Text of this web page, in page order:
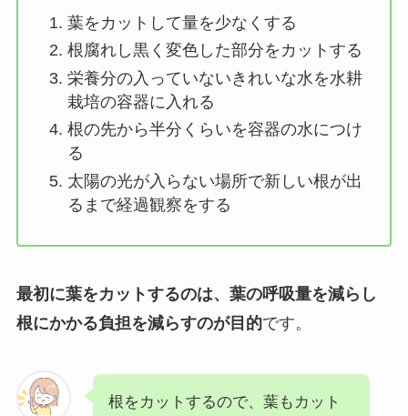
葉をカットして量を少なくする
根腐れし黒く変色した部分をカットする
栄養分の入っていないきれいな水を水耕
栽培の容器に入れる
根の先から半分くらいを容器の水につけ
る
太陽の光が入らない場所で新しい根が出
るまで経過観察をする
最初に葉をカットするのは、葉の呼吸量を減らし
根にかかる負担を減らすのが目的です。
根をカットするので、葉もカット